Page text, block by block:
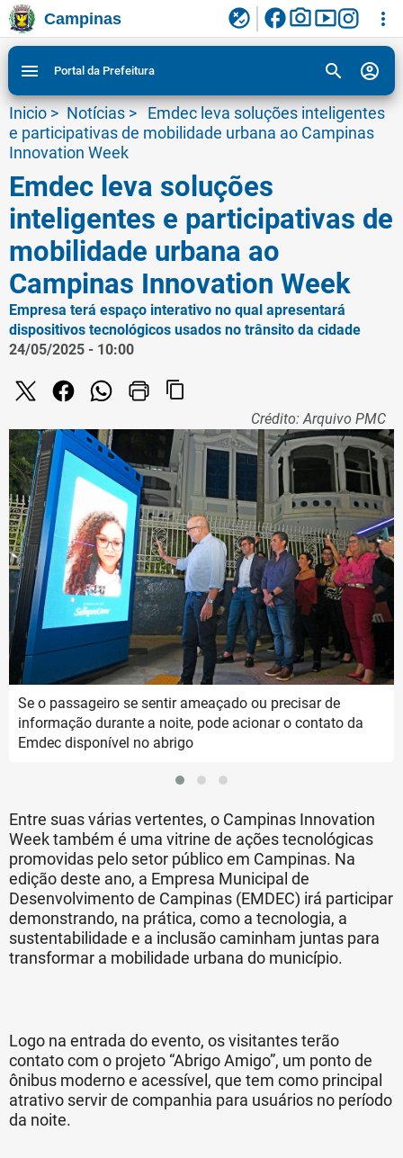
Ir para conteudo
Ir para menu do site da Prefeitura de Campinas
Ligar/Desligar contraste visual de tela para
acessibilidade
3
Campinas flaky facebookphoto_camerasmart_display more_vert
menu Portal da Prefeitura search account_circle
Inicio > Notícias>
Emdec leva soluções inteligentes
e participativas de mobilidade urbana ao Campinas
Innovation Week
Emdec leva soluções
inteligentes e participativas de
mobilidade urbana ao
Campinas Innovation Week
Empresa terá espaço interativo no qual apresentará
dispositivos tecnológicos usados no trânsito da cidade
24/05/2025 - 10:00
content_copy
Crédito: Arquivo PMC
Se o passageiro se sentir ameaçado ou precisar de
informação durante a noite, pode acionar o contato da
Emdec disponível no abrigo
Entre suas várias vertentes, o Campinas Innovation
Week também é uma vitrine de ações tecnológicas
promovidas pelo setor público em Campinas. Na
edição deste ano, a Empresa Municipal de
Desenvolvimento de Campinas (EMDEC) irá participar
demonstrando, na prática, como a tecnologia, a
sustentabilidade e a inclusão caminham juntas para
transformar a mobilidade urbana do município.
Logo na entrada do evento, os visitantes terão
contato com o projeto “Abrigo Amigo”, um ponto de
ônibus moderno e acessível, que tem como principal
atrativo servir de companhia para usuários no período
da noite.